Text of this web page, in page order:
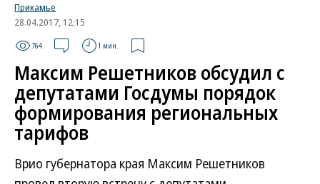
Прикамье
28.04.2017, 12:15
764 1 мин.
Максим Решетников обсудил с
депутатами Госдумы порядок
формирования региональных
тарифов
Врио губернатора края Максим Решетников